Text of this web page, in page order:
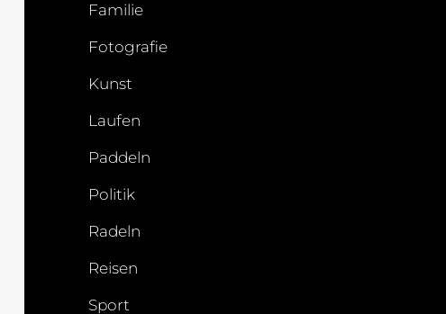
Familie
Fotografie
Kunst
Laufen
Paddeln
Politik
Radeln
Reisen
Sport